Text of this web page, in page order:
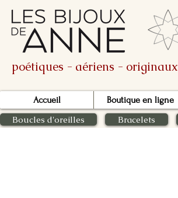
poétiques - aériens - originaux
Accueil Boutique en ligne
Boucles d'oreilles Bracelets